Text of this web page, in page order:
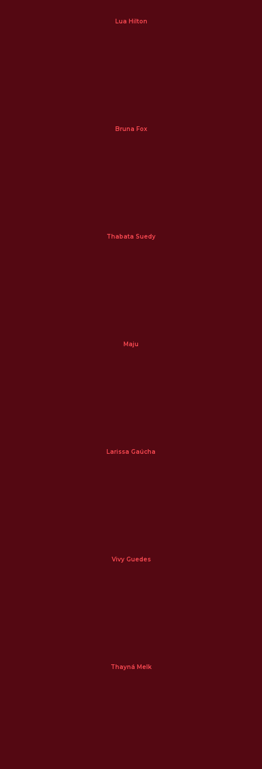
Lua Hilton
Bruna Fox
Thabata Suedy
Maju
Larissa Gaúcha
Vivy Guedes
Thayná Melk